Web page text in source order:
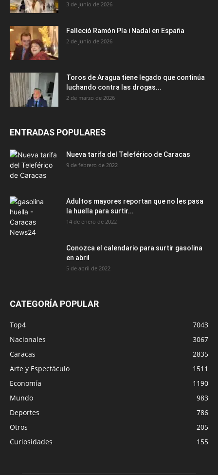
3 de junio de 2026
Falleció Ramón Pla i Nadal en España
2 de junio de 2026
Toros de Aragua tiene legado que continúa
luchando contra las drogas...
2 de marzo de 2026
ENTRADAS POPULARES
Nueva tarifa del Teleférico de Caracas
9 de febrero de 2022
Adultos mayores reportan que no les pasa
la huella para surtir...
14 de enero de 2022
Conozca el calendario para surtir gasolina
en abril
5 de abril de 2022
CATEGORÍA POPULAR
Top4
7043
Nacionales
3067
Caracas
2835
Arte y Espectáculo
1511
Economía
1190
Mundo
983
Deportes
786
Otros
205
Curiosidades
155